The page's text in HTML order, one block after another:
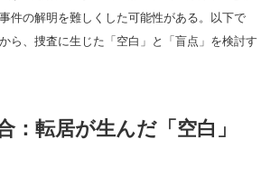
件の解明を難しくした可能性がある。以下で
ら、捜査に生じた「空白」と「盲点」を検討す
：転居が生んだ「空白」